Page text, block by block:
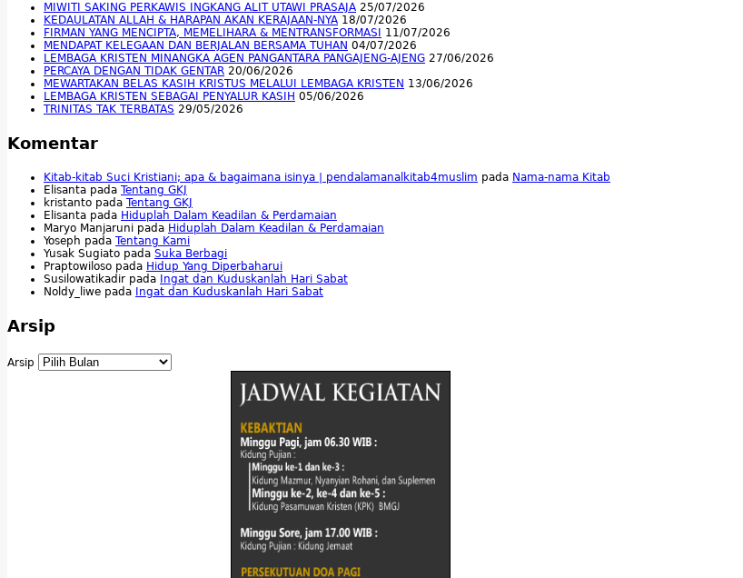
MIWITI SAKING PERKAWIS INGKANG ALIT UTAWI PRASAJA 25/07/2026
KEDAULATAN ALLAH & HARAPAN AKAN KERAJAAN-NYA 18/07/2026
FIRMAN YANG MENCIPTA, MEMELIHARA & MENTRANSFORMASI
11/07/2026
MENDAPAT KELEGAAN DAN BERJALAN BERSAMA TUHAN 04/07/2026
LEMBAGA KRISTEN MINANGKA AGEN PANGANTARA PANGAJENG-AJENG 27/06/2026
PERCAYA DENGAN TIDAK GENTAR 20/06/2026
MEWARTAKAN BELAS KASIH KRISTUS MELALUI LEMBAGA KRISTEN 13/06/2026
LEMBAGA KRISTEN SEBAGAI PENYALUR KASIH 05/06/2026
TRINITAS TAK TERBATAS 29/05/2026
Komentar
Kitab-kitab Suci Kristiani; apa & bagaimana isinya | pendalamanalkitab4muslim pada Nama-nama Kitab
Elisanta pada Tentang GKJ
kristanto pada Tentang GKJ
Elisanta pada Hiduplah Dalam Keadilan & Perdamaian
Maryo Manjaruni pada Hiduplah Dalam Keadilan & Perdamaian
Yoseph pada Tentang Kami
Yusak Sugiato pada Suka Berbagi
Praptowiloso pada Hidup Yang Diperbaharui
Susilowatikadir pada
Ingat dan Kuduskanlah Hari Sabat
Noldy_liwe pada Ingat dan Kuduskanlah Hari Sabat
Arsip
Arsip